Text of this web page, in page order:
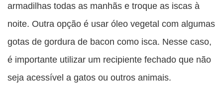
armadilhas todas as manhãs e troque as iscas à
noite. Outra opção é usar óleo vegetal com algumas
gotas de gordura de bacon como isca. Nesse caso,
é importante utilizar um recipiente fechado que não
seja acessível a gatos ou outros animais.